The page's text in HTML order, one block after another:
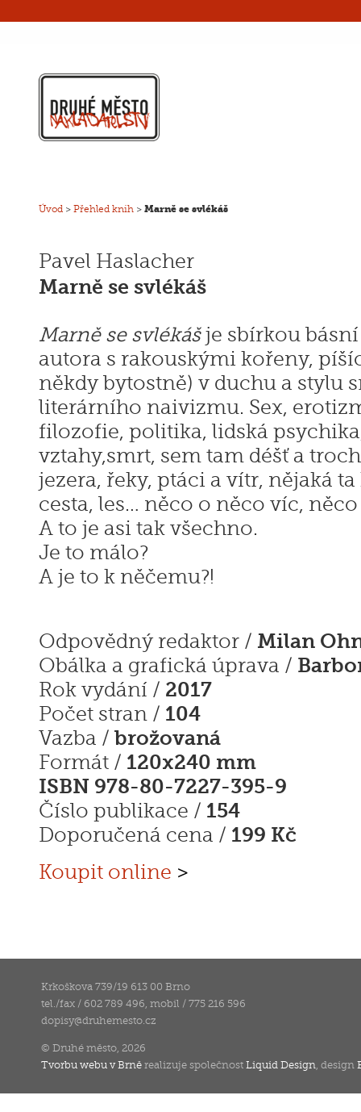
Úvod > Přehled knih > Marně se svlékáš
Pavel Haslacher
Marně se svlékáš
Marně se svlékášje sbírkou básní
autora s rakouskými kořeny,
někdy bytostně) v duchu a stylu
literárního naivizmu. Sex,
filozofie, politika, lidská
vztahy,smrt, sem tam déšť a
jezera, řeky, ptáci a vítr, nějaká
cesta, les… něco o něco víc,
A to je asi tak všechno.
Je to málo?
A je to k něčemu?!
Odpovědný redaktor / Milan
Obálka a grafická úprava /
Rok vydání / 2017
Počet stran / 104
Vazba / brožovaná
Formát / 120x240 mm
ISBN 978-80-7227-395-9
Číslo publikace / 154
Doporučená cena / 199 Kč
Koupit online >
Krkoškova 739/19 613 00 Brno
tel./fax / 602 789 496, mobil / 775 216 596
dopisy@druhemesto.cz
© Druhé město, 2026
Tvorbu webu v Brně realizuje společnostLiquid Design , design